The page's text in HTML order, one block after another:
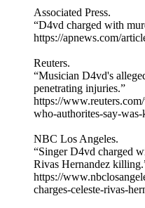
Associated Press.
“D4vd charged with
https://apnews.com/
Reuters.
“Musician D4vd's
penetrating injuries.”
https://
who-authorites-say-
NBC Los Angeles.
“Singer D4vd charged
Rivas Hernandez
https://
charges-celeste-rivas-